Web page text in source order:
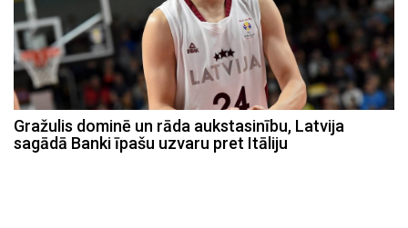
Gražulis dominē un rāda aukstasinību, Latvija
sagādā Banki īpašu uzvaru pret Itāliju